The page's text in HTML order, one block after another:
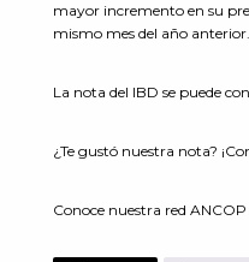
mayor incremento en su
mismo mes del año anterior.
La nota del IBD se puede
¿Te gustó nuestra nota?
Conoce nuestra red